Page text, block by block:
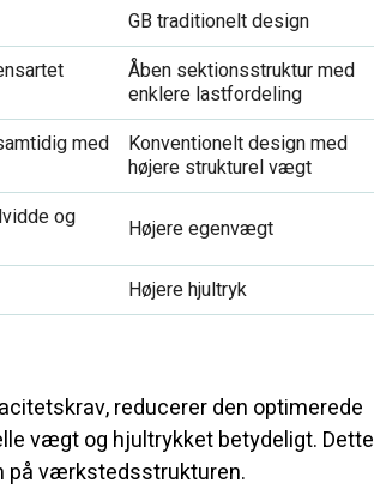
GB traditionelt design
Åben sektionsstruktur med
enklere lastfordeling
med
Konventionelt design med
højere strukturel vægt
og
Højere egenvægt
Højere hjultryk
reducerer den optimerede
vægt og hjultrykket betydeligt. Dette
på værkstedsstrukturen.